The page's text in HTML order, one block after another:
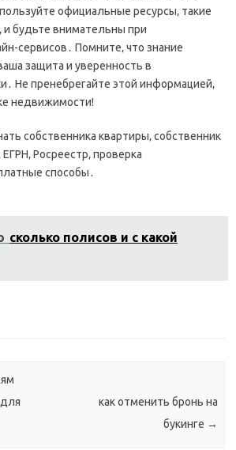
официальные ресурсы‚ такие
и будьте внимательны при
сервисов․ Помните‚ что знание
защита и уверенность в
Не пренебрегайте этой информацией‚
недвижимости!
собственника квартиры‚ собственник
Росреестр‚ проверка
способы․
сколько полисов и с какой
как отменить бронь на
букинге →